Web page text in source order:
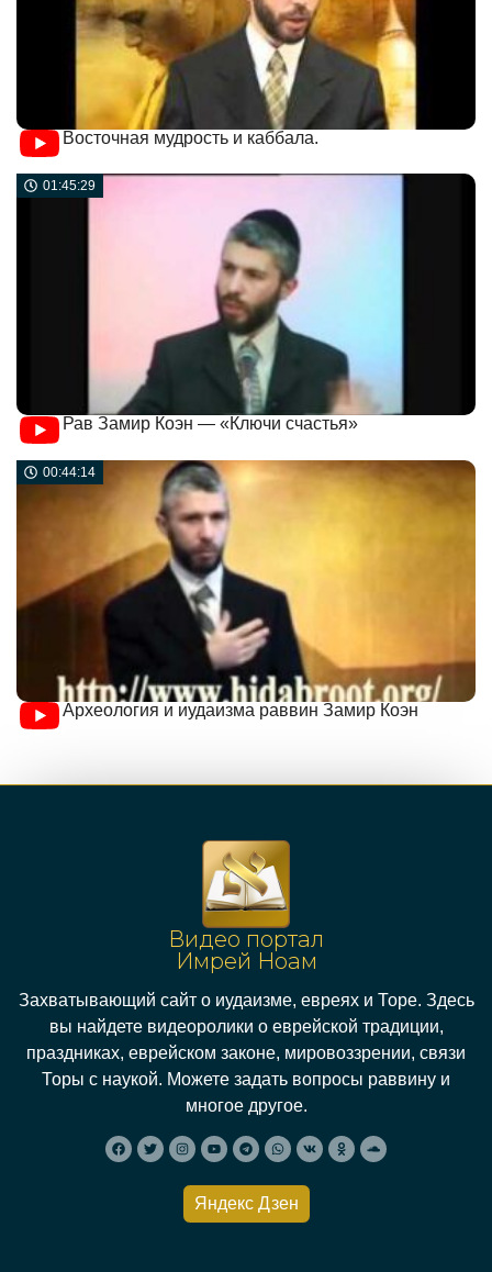
Восточная мудрость и каббала.
01:45:29
Рав Замир Коэн — «Ключи счастья»
00:44:14
Археология и иудаизма раввин Замир Коэн
Видео портал
Имрей Ноам
Захватывающий сайт о иудаизме, евреях и Торе. Здесь
вы найдете видеоролики о еврейской традиции,
праздниках, еврейском законе, мировоззрении, связи
Торы с наукой. Можете задать вопросы раввину и
многое другое.
Яндекс Дзен